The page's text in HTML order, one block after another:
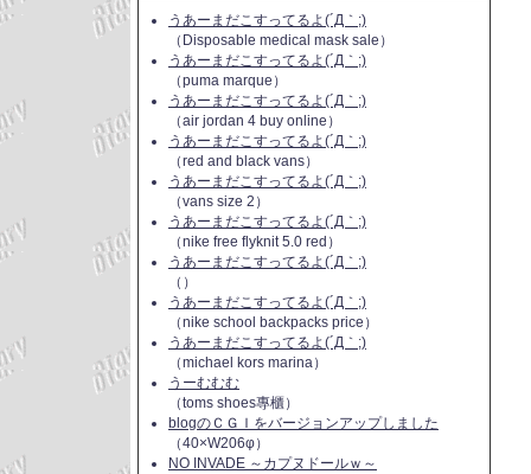
うあーまだこすってるよ(´Д｀;)
（Disposable medical mask sale）
うあーまだこすってるよ(´Д｀;)
（puma marque）
うあーまだこすってるよ(´Д｀;)
（air jordan 4 buy online）
うあーまだこすってるよ(´Д｀;)
（red and black vans）
うあーまだこすってるよ(´Д｀;)
（vans size 2）
うあーまだこすってるよ(´Д｀;)
（nike free flyknit 5.0 red）
うあーまだこすってるよ(´Д｀;)
（）
うあーまだこすってるよ(´Д｀;)
（nike school backpacks price）
うあーまだこすってるよ(´Д｀;)
（michael kors marina）
うーむむむ
（toms shoes專櫃）
blogのＣＧＩをバージョンアップしました
（40×W206φ）
NO INVADE ～カプヌドールｗ～